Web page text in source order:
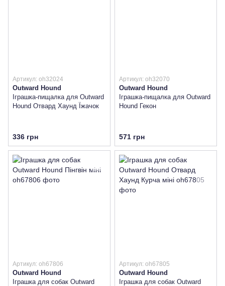
Артикул: oh32024
Outward Hound
Іграшка-пищалка для Outward
Hound Отвард Хаунд Їжачок
336 грн
Артикул: oh32070
Outward Hound
Іграшка-пищалка для Outward
Hound Гекон
571 грн
Артикул: oh67806
Outward Hound
Іграшка для собак Outward
Артикул: oh67805
Outward Hound
Іграшка для собак Outward